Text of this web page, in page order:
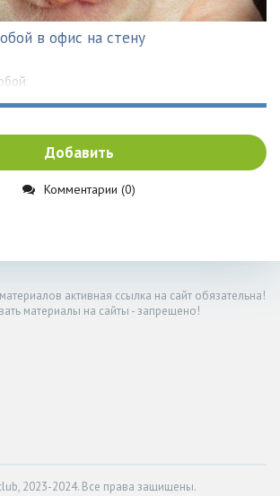
в офис на стену
Добавить
Комментарии (0)
активная ссылка на сайт обязательна!
материалы на сайты - запрещено!
2023-2024. Все права защищены.